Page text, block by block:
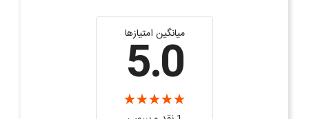
میانگین امتیازها
5.0